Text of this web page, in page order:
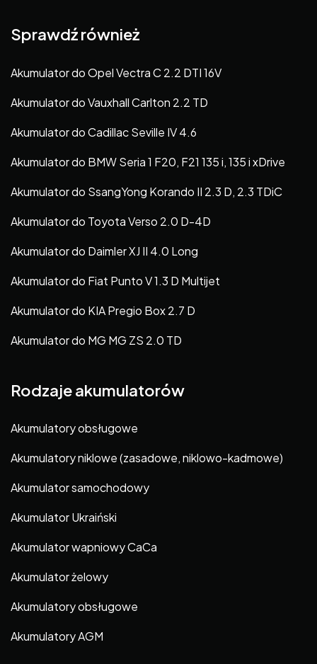
Sprawdź również
Akumulator do Opel Vectra C 2.2 DTI 16V
Akumulator do Vauxhall Carlton 2.2 TD
Akumulator do Cadillac Seville IV 4.6
Akumulator do BMW Seria 1 F20, F21 135 i, 135 i xDrive
Akumulator do SsangYong Korando II 2.3 D, 2.3 TDiC
Akumulator do Toyota Verso 2.0 D-4D
Akumulator do Daimler XJ II 4.0 Long
Akumulator do Fiat Punto V 1.3 D Multijet
Akumulator do KIA Pregio Box 2.7 D
Akumulator do MG MG ZS 2.0 TD
Rodzaje akumulatorów
Akumulatory obsługowe
Akumulatory niklowe (zasadowe, niklowo-kadmowe)
Akumulator samochodowy
Akumulator Ukraiński
Akumulator wapniowy CaCa
Akumulator żelowy
Akumulatory obsługowe
Akumulatory AGM